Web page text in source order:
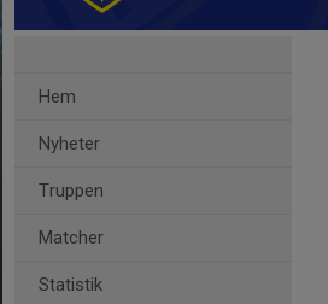
Hem
Nyheter
Truppen
Matcher
Statistik